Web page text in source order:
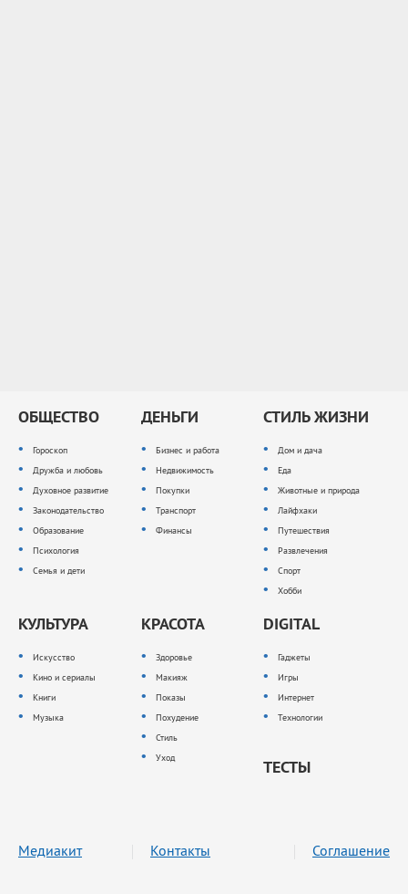
ОБЩЕСТВО
Гороскоп
Дружба и любовь
Духовное развитие
Законодательство
Образование
Психология
Семья и дети
ДЕНЬГИ
Бизнес и работа
Недвижимость
Покупки
Транспорт
Финансы
СТИЛЬ ЖИЗНИ
Дом и дача
Еда
Животные и природа
Лайфхаки
Путешествия
Развлечения
Спорт
Хобби
КУЛЬТУРА
Искусство
Кино и сериалы
Книги
Музыка
КРАСОТА
Здоровье
Макияж
Показы
Похудение
Стиль
Уход
DIGITAL
Гаджеты
Игры
Интернет
Технологии
ТЕСТЫ
Медиакит Контакты Соглашение